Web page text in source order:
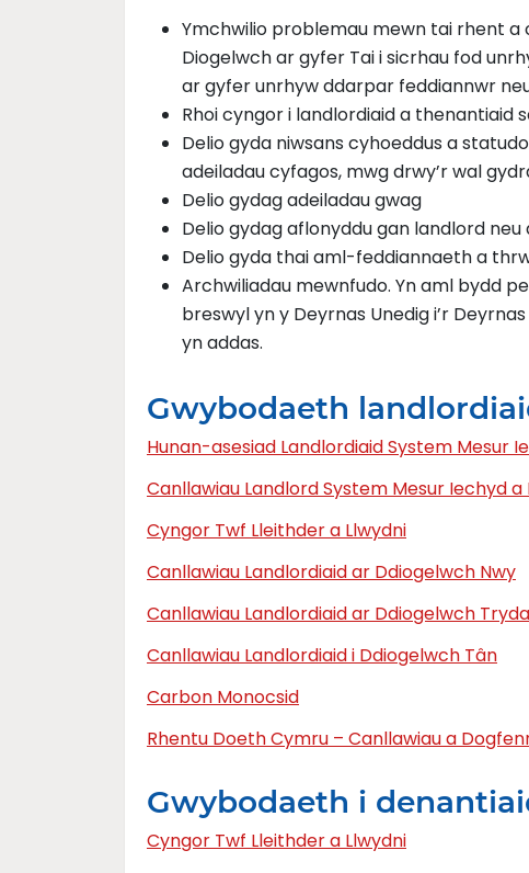
Ymchwilio problemau mewn tai rhent a
Diogelwch ar gyfer Tai i sicrhau fod
ar gyfer unrhyw ddarpar feddiannwr
Rhoi cyngor i landlordiaid a thenantiaid
Delio gyda niwsans cyhoeddus a
adeiladau cyfagos, mwg drwy’r wal
Delio gydag adeiladau gwag
Delio gydag aflonyddu gan landlord
Delio gyda thai aml-feddiannaeth a
Archwiliadau mewnfudo. Yn aml bydd
breswyl yn y Deyrnas Unedig i’r
yn addas.
Gwybodaeth
Hunan-asesiad Landlordiaid System Mesur
Canllawiau Landlord System Mesur Iechyd
Cyngor Twf Lleithder a Llwydni
Canllawiau Landlordiaid ar Ddiogelwch Nwy
Canllawiau Landlordiaid ar Ddiogelwch
Canllawiau Landlordiaid i Ddiogelwch Tân
Carbon Monocsid
Rhentu Doeth Cymru – Canllawiau a
Gwybodaeth i
Cyngor Twf Lleithder a Llwydni